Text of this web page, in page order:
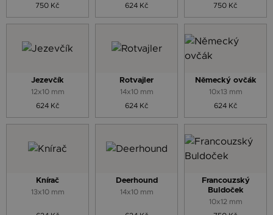
750 Kč
624 Kč
750 Kč
Jezevčík
12x10 mm
624 Kč
Rotvajler
14x10 mm
624 Kč
Německý ovčák
10x13 mm
624 Kč
Knírač
13x10 mm
Deerhound
14x10 mm
Francouzský
Buldoček
10x12 mm